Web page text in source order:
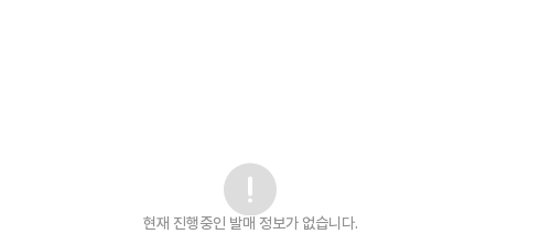
현재 진행중인 발매 정보가 없습니다.